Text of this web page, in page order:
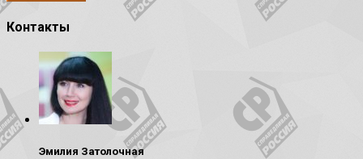
Контакты
Эмилия Затолочная